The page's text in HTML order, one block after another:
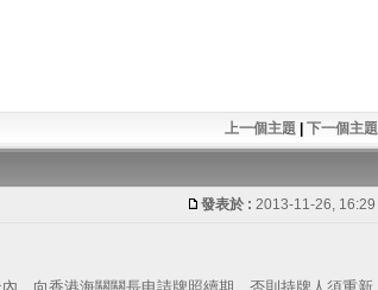
上一個主題 下一個主題
發表於 : 2013-11-26, 16:29